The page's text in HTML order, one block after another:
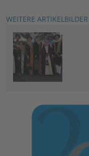
WEITERE ARTIKELBILDER